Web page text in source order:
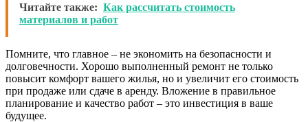
Читайте также: Как рассчитать стоимость
материалов и работ
Помните, что главное – не экономить на безопасности и
долговечности. Хорошо выполненный ремонт не только
повысит комфорт вашего жилья, но и увеличит его стоимость
при продаже или сдаче в аренду. Вложение в правильное
планирование и качество работ – это инвестиция в ваше
будущее.